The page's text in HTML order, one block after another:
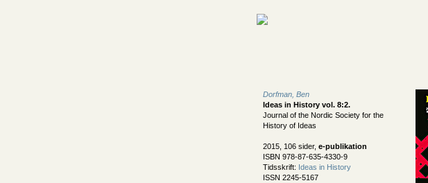
Dorfman, Ben
Ideas in History vol. 8:2.
Journal of the Nordic Society for the
History of Ideas
2015, 106 sider, e-publikation
ISBN 978-87-635-4330-9
Tidsskrift: Ideas in History
ISSN 2245-5167